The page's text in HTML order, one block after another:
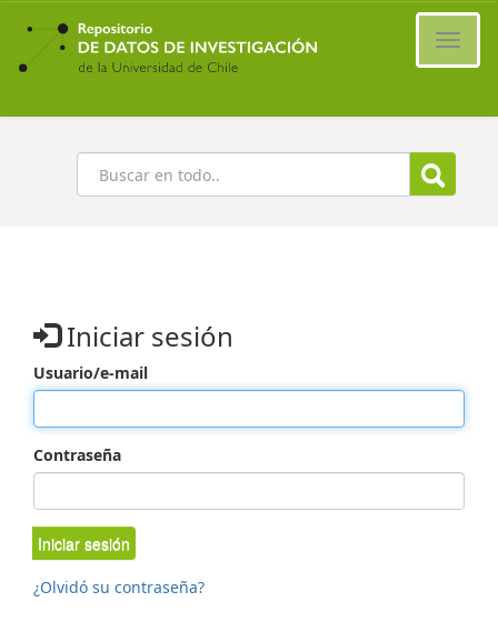
Ir
contenido
principal
Buscar
Iniciar sesión
Usuario/e-mail
Contraseña
Iniciar sesión
¿Olvidó su contraseña?